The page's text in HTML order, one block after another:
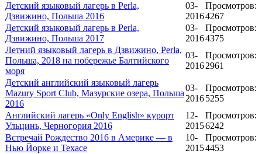
Детский языковый лагерь в Perla,
Дзвижино, Польша 2016
03-
2016
Просмотров:
4267
Детский языковый лагерь в Perla,
Дзвижино, Польша 2017
03-
2016
Просмотров:
4375
Летний языковый лагерь в Дзвижино, Perla,
Польша, 2018 на побережье Балтийского
моря
03-
2016
Просмотров:
2961
Детский английский языковый лагерь
Mazury Sport Club, Мазурские озера, Польша
2016
03-
2016
Просмотров:
5255
Английский лагерь «Only English» курорт
Ульцинь, Черногория 2016
12-
2015
Просмотров:
6242
Встречай Рождество 2016 в Америке — в
Нью Йорке и Техасе
10-
2015
Просмотров:
4453